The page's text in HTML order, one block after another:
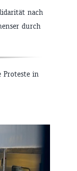
nach
durch
Proteste in